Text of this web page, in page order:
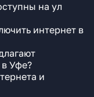
на ул
интернет в
Уфе?
и